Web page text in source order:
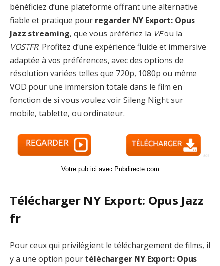
bénéficiez d’une plateforme offrant une alternative
fiable et pratique pour regarder NY Export: Opus
Jazz streaming, que vous préfériez la VFou la
VOSTFR. Profitez d’une expérience fluide et immersive
adaptée à vos préférences, avec des options de
résolution variées telles que 720p, 1080p ou même
VOD pour une immersion totale dans le film en
fonction de si vous voulez voir Sileng Night sur
mobile, tablette, ou ordinateur.
Votre pub ici avec Pubdirecte.com
Télécharger NY Export: Opus Jazz
fr
Pour ceux qui privilégient le téléchargement de films, il
y a une option pour télécharger NY Export: Opus